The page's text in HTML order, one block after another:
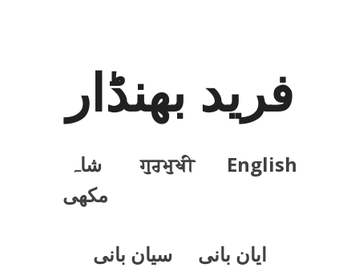
فرید بھنڈار
English
ਗੁਰਮੁਖੀ
شاہ
مکھی
ايان بانی سيان بانی